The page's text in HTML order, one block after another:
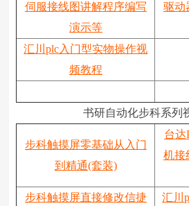
伺服接线图讲解程序编写
演示等
驱动
汇川plc入门型实物操作视
频教程
书研自动化步科系列
步科触摸屏零基础从入门
到精通(套装)
台达
机接
步科触摸屏直接修改信捷
汇川